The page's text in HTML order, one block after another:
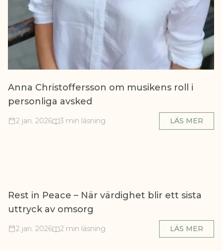
Anna Christoffersson om musikens roll i
personliga avsked
2 jan. 2026 3 min läsning LÄS MER
Rest in Peace – När värdighet blir ett sista
uttryck av omsorg
2 jan. 2026 2 min läsning LÄS MER